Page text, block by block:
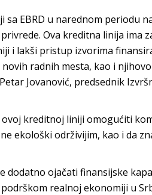
sa EBRD u narednom periodu
Ova kreditna linija ima
i lakši pristup izvorima
radnih mesta, kao i
Jovanović, predsednik
kreditnoj liniji omogućiti
ekološki održivijim, kao i da
dodatno ojačati finansijske
realnoj ekonomiji u